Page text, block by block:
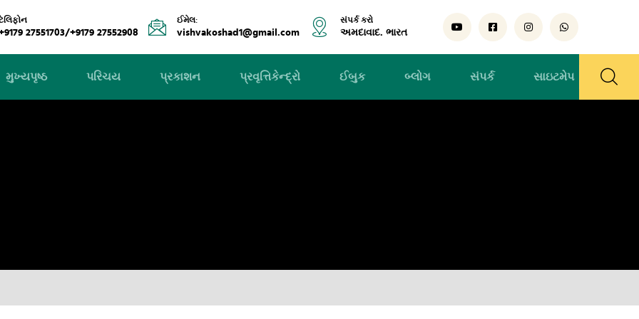
27551703/+9179 27552908
ઈમેલ:
vishvakoshad1@gmail.com
સંપર્ક કરો
અમદાવાદ. ભારત
મુખ્યપૃષ્ઠ પરિચય પ્રકાશન પ્રવૃત્તિકેન્દ્રો ઈબુક બ્લોગ સંપર્ક સાઇટમેપ